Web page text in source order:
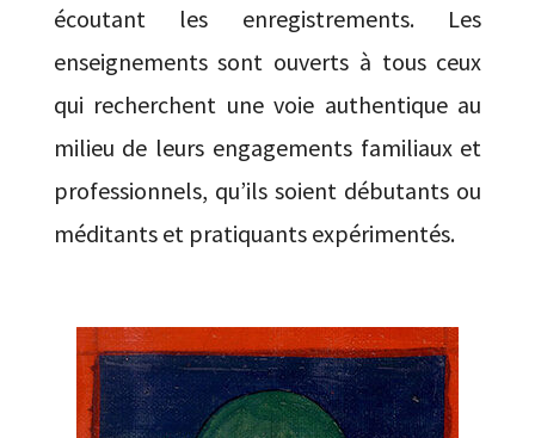
écoutant les enregistrements. Les
enseignements sont ouverts à tous ceux
qui recherchent une voie authentique au
milieu de leurs engagements familiaux et
professionnels, qu’ils soient débutants ou
méditants et pratiquants expérimentés.